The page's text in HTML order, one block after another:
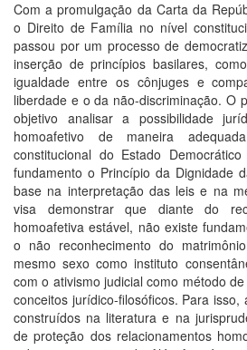
Com a promulgação da Carta da
o Direito de Família no nível
passou por um processo de
inserção de princípios basilares,
igualdade entre os cônjuges e
liberdade e o da não-discriminação. O
objetivo analisar a possibilidade
homoafetivo de maneira
constitucional do Estado
fundamento o Princípio da Dignidade
base na interpretação das leis e na
visa demonstrar que diante do
homoafetiva estável, não existe
o não reconhecimento do
mesmo sexo como instituto
com o ativismo judicial como método
conceitos jurídico-filosóficos. Para
construídos na literatura e na
de proteção dos relacionamentos